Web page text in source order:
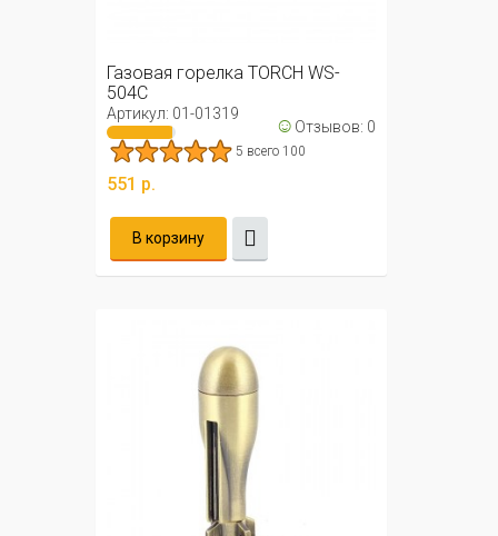
Газовая горелка TORCH WS-
504C
Артикул: 01-01319 ☺ Отзывов: 0
5 всего 100
551 р.
В корзину